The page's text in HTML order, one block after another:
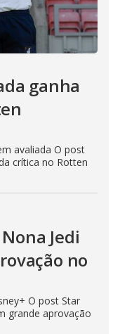
ganha
avaliada O post
crítica no Rotten
Jedi
no
O post Star
grande aprovação